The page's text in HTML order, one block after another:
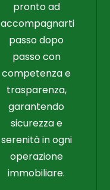
pronto ad
accompagnarti
passo dopo
passo con
competenza e
trasparenza,
garantendo
sicurezza e
serenità in ogni
operazione
immobiliare.